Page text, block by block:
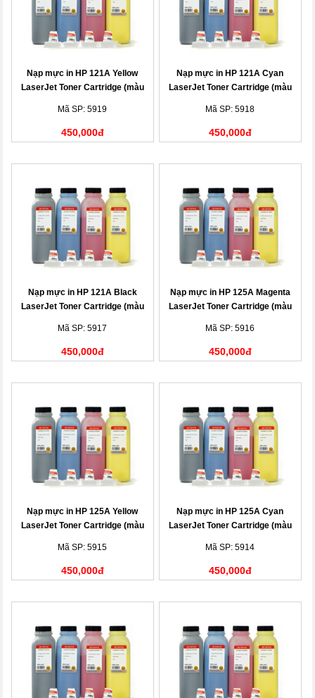
Nạp mực in HP 121A Yellow
LaserJet Toner Cartridge (màu
Mã SP: 5919
450,000đ
Nạp mực in HP 121A Cyan
LaserJet Toner Cartridge (màu
Mã SP: 5918
450,000đ
Nạp mực in HP 121A Black
LaserJet Toner Cartridge (màu
Mã SP: 5917
450,000đ
Nạp mực in HP 125A Magenta
LaserJet Toner Cartridge (màu
Mã SP: 5916
450,000đ
Nạp mực in HP 125A Yellow
LaserJet Toner Cartridge (màu
Mã SP: 5915
450,000đ
Nạp mực in HP 125A Cyan
LaserJet Toner Cartridge (màu
Mã SP: 5914
450,000đ